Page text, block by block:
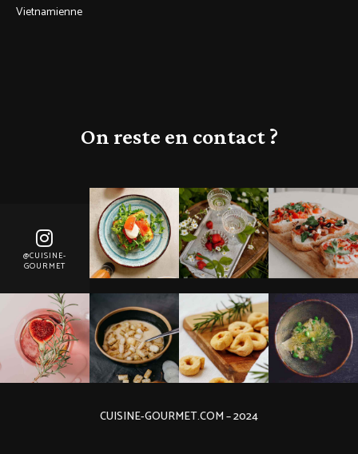
Vietnamienne
On reste en contact ?
@CUISINE-
GOURMET
CUISINE-GOURMET.COM – 2024